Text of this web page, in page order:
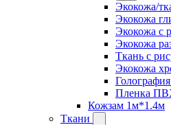
Экокожа/
Экокожа
Экокожа с
Экокожа
Ткань с
Экокожа
Пленка
Кожзам 1м*1.4м
Ткани